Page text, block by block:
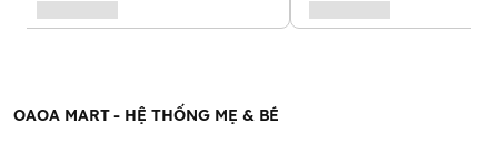
trong bỉm quần Hoppi
Lớp trên: Vải không dệt khí nóng, PE, PET, chiết xuất hoa cúc
OAOA MART - HỆ THỐNG MẸ & BÉ